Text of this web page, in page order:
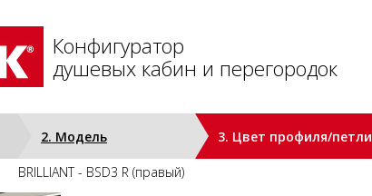
Конфигуратор
душевых кабин и перегородок
2. Модель
BRILLIANT - BSD3 R (правый)
3. Цвет профиля/петли